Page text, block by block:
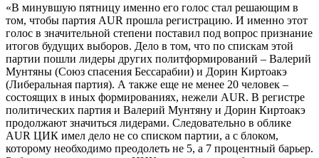
«В минувшую пятницу именно его голос стал решающим в
том, чтобы партия AUR прошла регистрацию. И именно этот
голос в значительной степени поставил под вопрос признание
итогов будущих выборов. Дело в том, что по спискам этой
партии пошли лидеры других политформирований – Валерий
Мунтяны (Союз спасения Бессарабии) и Дорин Киртоакэ
(Либеральная партия). А также еще не менее 20 человек –
состоящих в иных формированиях, нежели AUR. В регистре
политических партия и Валерий Мунтяну и Дорин Киртоакэ
продолжают значиться лидерами. Следовательно в облике
AUR ЦИК имел дело не со списком партии, а с блоком,
которому необходимо преодолеть не 5, а 7 процентный барьер.